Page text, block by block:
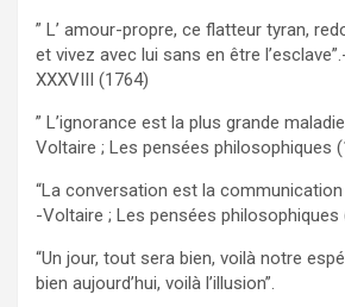
” L’ amour-propre, ce flatteur tyran,
et vivez avec lui sans en être
XXXVIII (1764)
” L’ignorance est la plus grande
Voltaire ; Les pensées philosophiques
“La conversation est la
-Voltaire ; Les pensées philosophiques
“Un jour, tout sera bien, voilà notre
bien aujourd’hui, voilà l’illusion”.